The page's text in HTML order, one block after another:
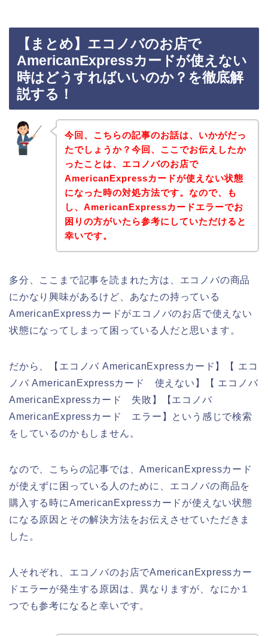
【まとめ】エコノバのお店で
AmericanExpressカードが使えない
時はどうすればいいのか？を徹底解
説する！
今回、こちらの記事のお話は、いかがだっ
たでしょうか？今回、ここでお伝えしたか
ったことは、エコノバのお店で
AmericanExpressカードが使えない状態
になった時の対処方法です。なので、も
し、AmericanExpressカードエラーでお
困りの方がいたら参考にしていただけると
幸いです。
多分、ここまで記事を読まれた方は、エコノバの商品
にかなり興味があるけど、あなたの持っている
AmericanExpressカードがエコノバのお店で使えない
状態になってしまって困っている人だと思います。
だから、【エコノバ AmericanExpressカード】【 エコ
ノバ AmericanExpressカード 使えない】【 エコノバ
AmericanExpressカード 失敗】【エコノバ
AmericanExpressカード エラー】という感じで検索
をしているのかもしません。
なので、こちらの記事では、AmericanExpressカード
が使えずに困っている人のために、エコノバの商品を
購入する時にAmericanExpressカードが使えない状態
になる原因とその解決方法をお伝えさせていただきま
した。
人それぞれ、エコノバのお店でAmericanExpressカー
ドエラーが発生する原因は、異なりますが、なにか１
つでも参考になると幸いです。